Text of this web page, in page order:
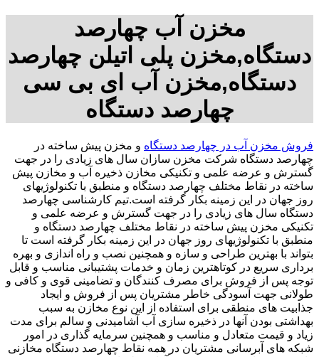
مخزن آب چهارصد
دستگاه,مخزن پلی اتیلن چهارصد
دستگاه,مخزن آب ای بی سی
چهارصد دستگاه
فروش مخزن آب در چهارصد دستگاه و مخزن پیش ساخته در
چهارصد دستگاه شرکت مخزن سازان سال های زیادی را در جهت
گسترش و عرضه علمی و تکنیکی مخازن ذخیره آب و مخازن پیش
ساخته در نقاط مختلف چهارصد دستگاه و منطبق با تکنولوژیهای
روز جهان در این زمینه بکار گرفته است.تیم کارشناسی چهارصد
دستگاه سال های زیادی را در جهت گسترش و عرضه علمی و
تکنیکی مخزن پیش ساخته در نقاط مختلف چهارصد دستگاه و
منطبق با تکنولوژیهای روز جهان در این زمینه بکار گرفته است تا
بتواند با بهترین طراحی و سازه و همچنین نصب و راه اندازی و بهره
برداری سریع در کوتاهترین زمان و خدمات پشتیبانی مناسب و قابل
توجه پس از فروش برای مصرف کنندگان و تضامینی قوی و کافی و
طولانی جهت آسودگی خاطر مشتریان پس از فروش و ایجاد
جذابیت های منطقی برای استفاده از این نوع مخازن به سبب
بهداشتی بودن آنها در ذخیره سازی آب آشامیدنی و سالم برای مدت
زیاد و قیمت متعادل و مناسب و همچنین سرمایه گذاری در امور
شبکه های آبرسانی مشتریان در همه نقاط چهارصد دستگاه مخازنی